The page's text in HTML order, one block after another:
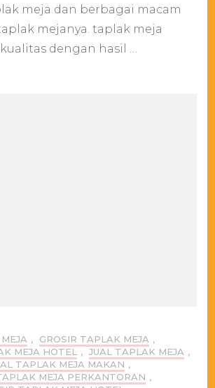
taplak
meja dan berbagai macam
mejanya. taplak meja
dengan hasil …
, GROSIR TAPLAK MEJA ,
MEJA HOTEL , JUAL TAPLAK MEJA ,
TAPLAK MEJA MAKAN ,
MEJA PERKANTORAN ,